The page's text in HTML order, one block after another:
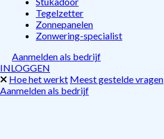
Tegelzetter
Zonnepanelen
Zonwering-specialist
Aanmelden als bedrijf
INLOGGEN
Hoe het werkt Meest gestelde vragen
Aanmelden als bedrijf